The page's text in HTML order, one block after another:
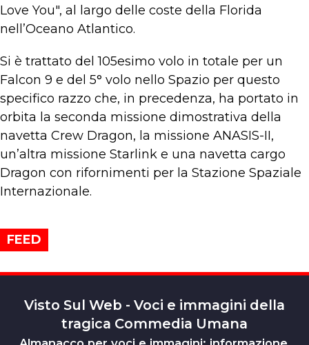
Love You", al largo delle coste della Florida
nell’Oceano Atlantico.
Si è trattato del 105esimo volo in totale per un
Falcon 9 e del 5° volo nello Spazio per questo
specifico razzo che, in precedenza, ha portato in
orbita la seconda missione dimostrativa della
navetta Crew Dragon, la missione ANASIS-II,
un’altra missione Starlink e una navetta cargo
Dragon con rifornimenti per la Stazione Spaziale
Internazionale.
FEED
Visto Sul Web - Voci e immagini della
tragica Commedia Umana